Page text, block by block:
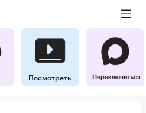
Посмотреть